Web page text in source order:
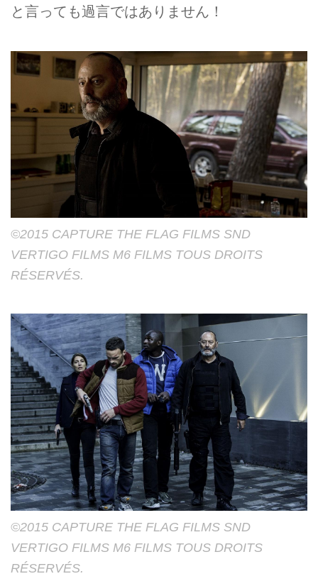
と言っても過言ではありません！
©2015 CAPTURE THE FLAG FILMS SND
VERTIGO FILMS M6 FILMS TOUS DROITS
RÉSERVÉS.
©2015 CAPTURE THE FLAG FILMS SND
VERTIGO FILMS M6 FILMS TOUS DROITS
RÉSERVÉS.